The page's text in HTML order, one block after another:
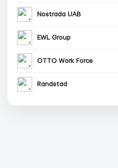
Nostrada UAB
EWL Group
OTTO Work Force
Randstad